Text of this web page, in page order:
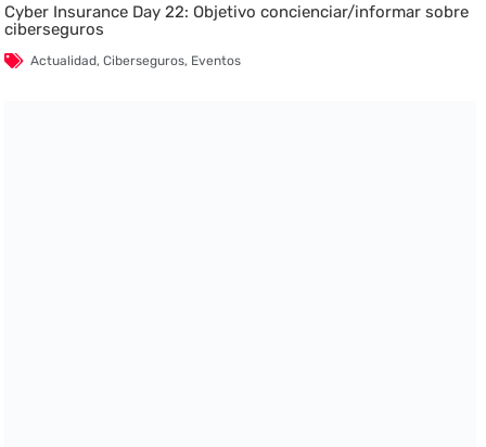
Cyber Insurance Day 22: Objetivo concienciar/informar sobre
ciberseguros
Actualidad,Ciberseguros, Eventos